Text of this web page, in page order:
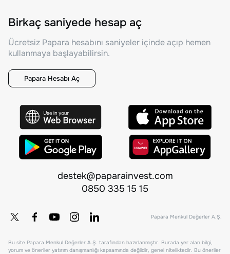
Birkaç saniyede hesap aç
Ücretsiz Papara hesabını saniyeler içinde açıp hemen
kullanmaya başlayabilirsin.
Papara Hesabı Aç
destek@paparainvest.com
0850 335 15 15
Papara Menkul Değerler A.Ş.
Bu site Papara Menkul Değerler A.Ş. tarafından hazırlanmıştır. Burada yer alan bilgi,
yorum ve öneriler yatırım danışmanlığı kapsamında değildir, genel niteliktedir. Bu öneriler